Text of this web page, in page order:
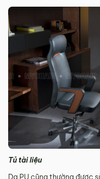
Tủ tài liệu
Da PU cũng thường được